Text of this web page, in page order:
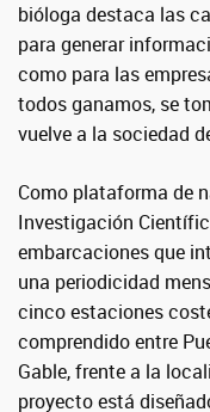
bióloga destaca las
para generar
como para las
todos ganamos, se
vuelve a la sociedad
Como plataforma de
Investigación
embarcaciones que
una periodicidad
cinco estaciones
comprendido entre
Gable, frente a la
proyecto está